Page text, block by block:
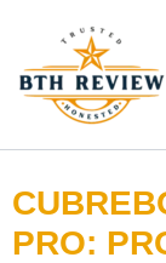
contenido
PRO: